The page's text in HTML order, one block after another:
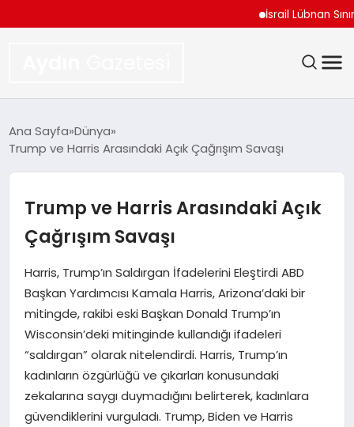
İsrail Lübnan Sınır
TEKNOLOJI
SPOR
EKONOMI
SIYASET
YAŞAM
MAGAZIN
SAĞLIK
Ana Sayfa Dünya
Trump ve Harris Arasındaki Açık Çağrışım Savaşı
Trump ve Harris Arasındaki Açık
Çağrışım Savaşı
Harris, Trump’ın Saldırgan İfadelerini Eleştirdi ABD
Başkan Yardımcısı Kamala Harris, Arizona’daki bir
mitingde, rakibi eski Başkan Donald Trump’ın
Wisconsin’deki mitinginde kullandığı ifadeleri
“saldırgan” olarak nitelendirdi. Harris, Trump’ın
kadınların özgürlüğü ve çıkarları konusundaki
zekalarına saygı duymadığını belirterek, kadınlara
güvendiklerini vurguladı. Trump, Biden ve Harris